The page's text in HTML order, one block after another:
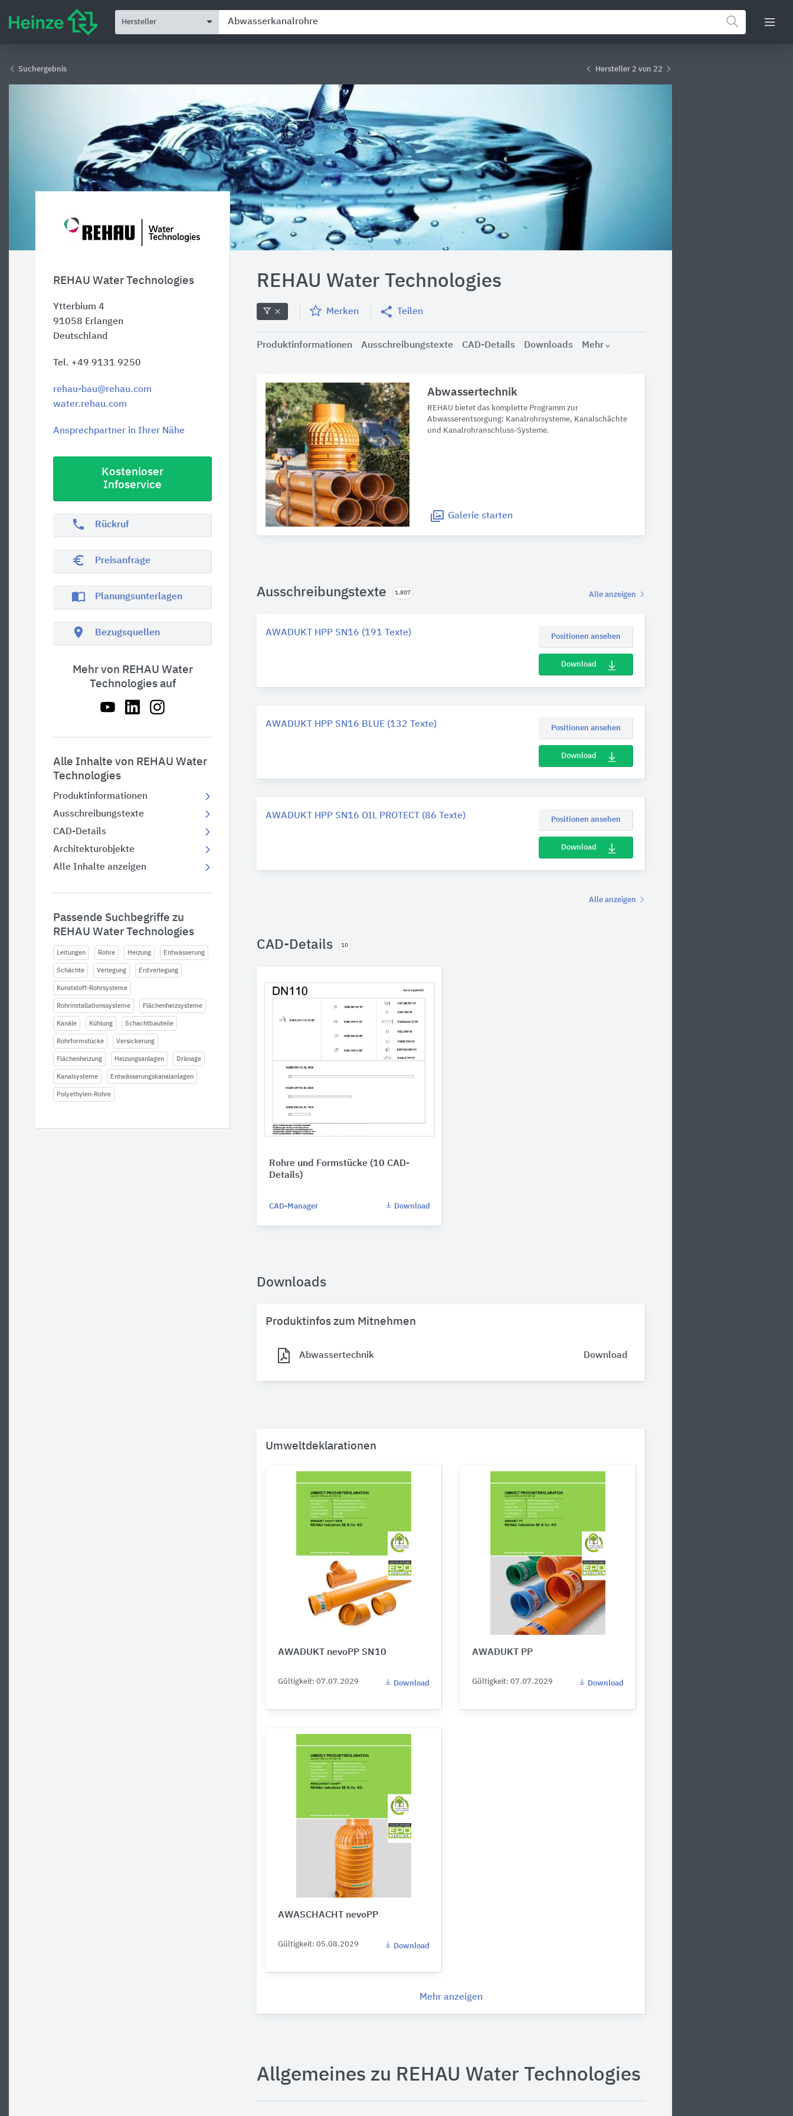
Hersteller
Suchergebnis Hersteller 2 von 22
REHAU Water Technologies
Ytterbium 4
91058 Erlangen
Deutschland
Tel. +49 9131 9250
rehau-bau@rehau.com
water.rehau.com
Ansprechpartner in Ihrer Nähe
Kostenloser
Infoservice
phone Rückruf
euro_symbol Preisanfrage
import_contacts Planungsunterlagen
location_on Bezugsquellen
Mehr von REHAU Water
Technologies auf
Alle Inhalte von REHAU Water
Technologies
Produktinformationen
Ausschreibungstexte
CAD-Details
Architekturobjekte
Alle Inhalte anzeigen
Passende Suchbegriffe zu
REHAU Water Technologies
Leitungen Rohre Heizung Entwässerung
Schächte Verlegung Erdverlegung
Kunststoff-Rohrsysteme
Rohrinstallationssysteme Flächenheizsysteme
Kanäle Kühlung Schachtbauteile
Rohrformstücke Versickerung
Flächenheizung Heizungsanlagen Dränage
Kanalsysteme Entwässerungskanalanlagen
Polyethylen-Rohre
REHAU Water Technologies
Merken Teilen
Produktinformationen Ausschreibungstexte CAD-Details Downloads Mehr
Abwassertechnik
REHAU bietet das komplette Programm zur
Abwasserentsorgung: Kanalrohrsysteme, Kanalschächte
und Kanalrohranschluss-Systeme.
Galerie starten
Ausschreibungstexte 1.807 Alle anzeigen
AWADUKT HPP SN16 (191 Texte) Positionen ansehen
Download
AWADUKT HPP SN16 BLUE (132 Texte) Positionen ansehen
Download
AWADUKT HPP SN16 OIL PROTECT (86 Texte) Positionen ansehen
Download
Alle anzeigen
CAD-Details 10
Rohre und Formstücke (10 CAD-
Details)
CAD-Manager Download
Downloads
Produktinfos zum Mitnehmen
Abwassertechnik Download
Umweltdeklarationen
AWADUKT nevoPP SN10
Gültigkeit: 07.07.2029 Download
AWADUKT PP
Gültigkeit: 07.07.2029 Download
AWASCHACHT nevoPP
Gültigkeit: 05.08.2029 Download
Mehr anzeigen
Allgemeines zu REHAU Water Technologies